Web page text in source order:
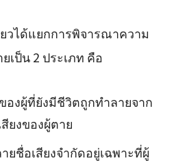
วได้แยกการพิจารณาความ
ป็น 2 ประเภท คือ
องผู้ที่ยังมีชีวิตถูกทำลายจาก
ยงของผู้ตาย
ชื่อเสียงจำกัดอยู่เฉพาะที่ผู้